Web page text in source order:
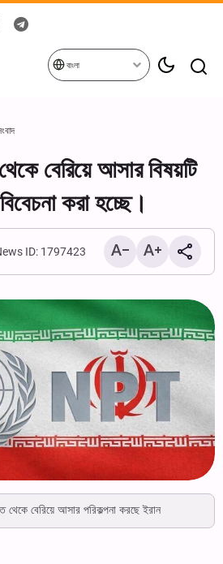
বাংলা
বেরিয়ে আসার বিষয়টি
বিবেচনা করা হচ্ছে।
ID: 1797423
থেকে বেরিয়ে আসার পরিকল্পনা করছে ইরান